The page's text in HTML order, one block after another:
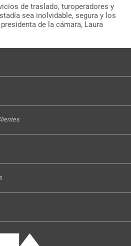
de traslado, turoperadores y
sea inolvidable, segura y los
de la cámara, Laura